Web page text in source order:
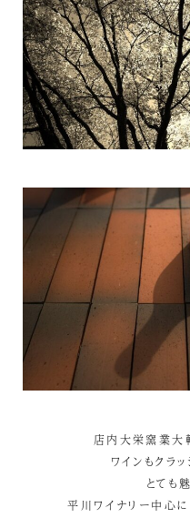
店内大栄窯業大
ワインもクラ
とても
平川ワイナリー中心に